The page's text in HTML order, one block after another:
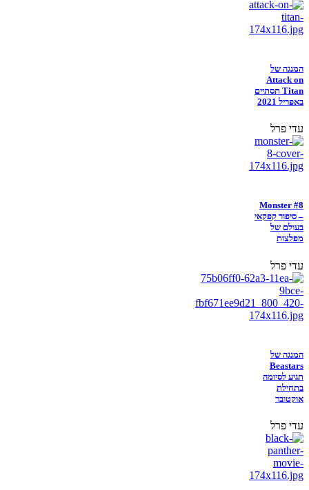
המנגה של
Attack on
Titan תסתיים
באפריל 2021
עדי פרל
Monster #8
– סיפור קפקאי
בעולם של
מפלצות
עדי פרל
המנגה של
Beastars
תגיע לסיומה
בתחילת
אוקטובר
עדי פרל